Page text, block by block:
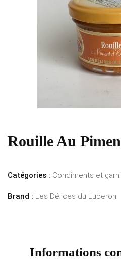
Rouille Au
Catégories : Condiments et
Brand : Les Délices du Luberon
Informations